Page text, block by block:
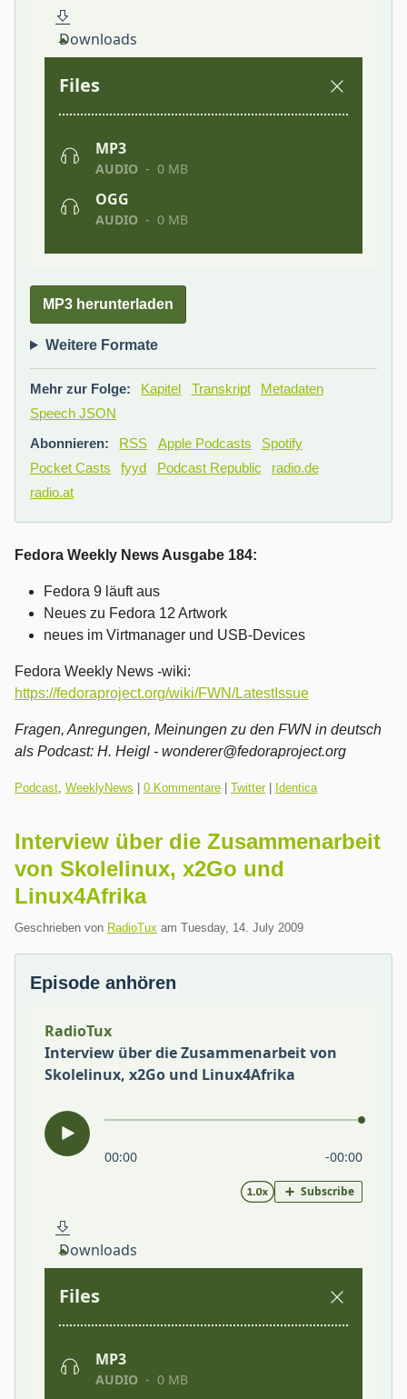
MP3 herunterladen
Weitere Formate
Mehr zur Folge: Kapitel Transkript
Metadaten
Speech JSON
Abonnieren:
RSS Apple Podcasts
Spotify
Pocket Casts
fyyd Podcast Republic
radio.de
radio.at
Fedora Weekly News Ausgabe 184:
Fedora 9 läuft aus
Neues zu Fedora 12 Artwork
neues im Virtmanager und USB-Devices
Fedora Weekly News -wiki:
https://fedoraproject.org/wiki/FWN/LatestIssue
Fragen, Anregungen, Meinungen zu den FWN in deutsch
als Podcast: H. Heigl - wonderer@fedoraproject.org
Kategorien:
Podcast, WeeklyNews 0 Kommentare Twitter| Identica
Interview über die Zusammenarbeit
von Skolelinux, x2Go und
Linux4Afrika
Geschrieben von RadioTux am Tuesday, 14. July 2009
Episode anhören